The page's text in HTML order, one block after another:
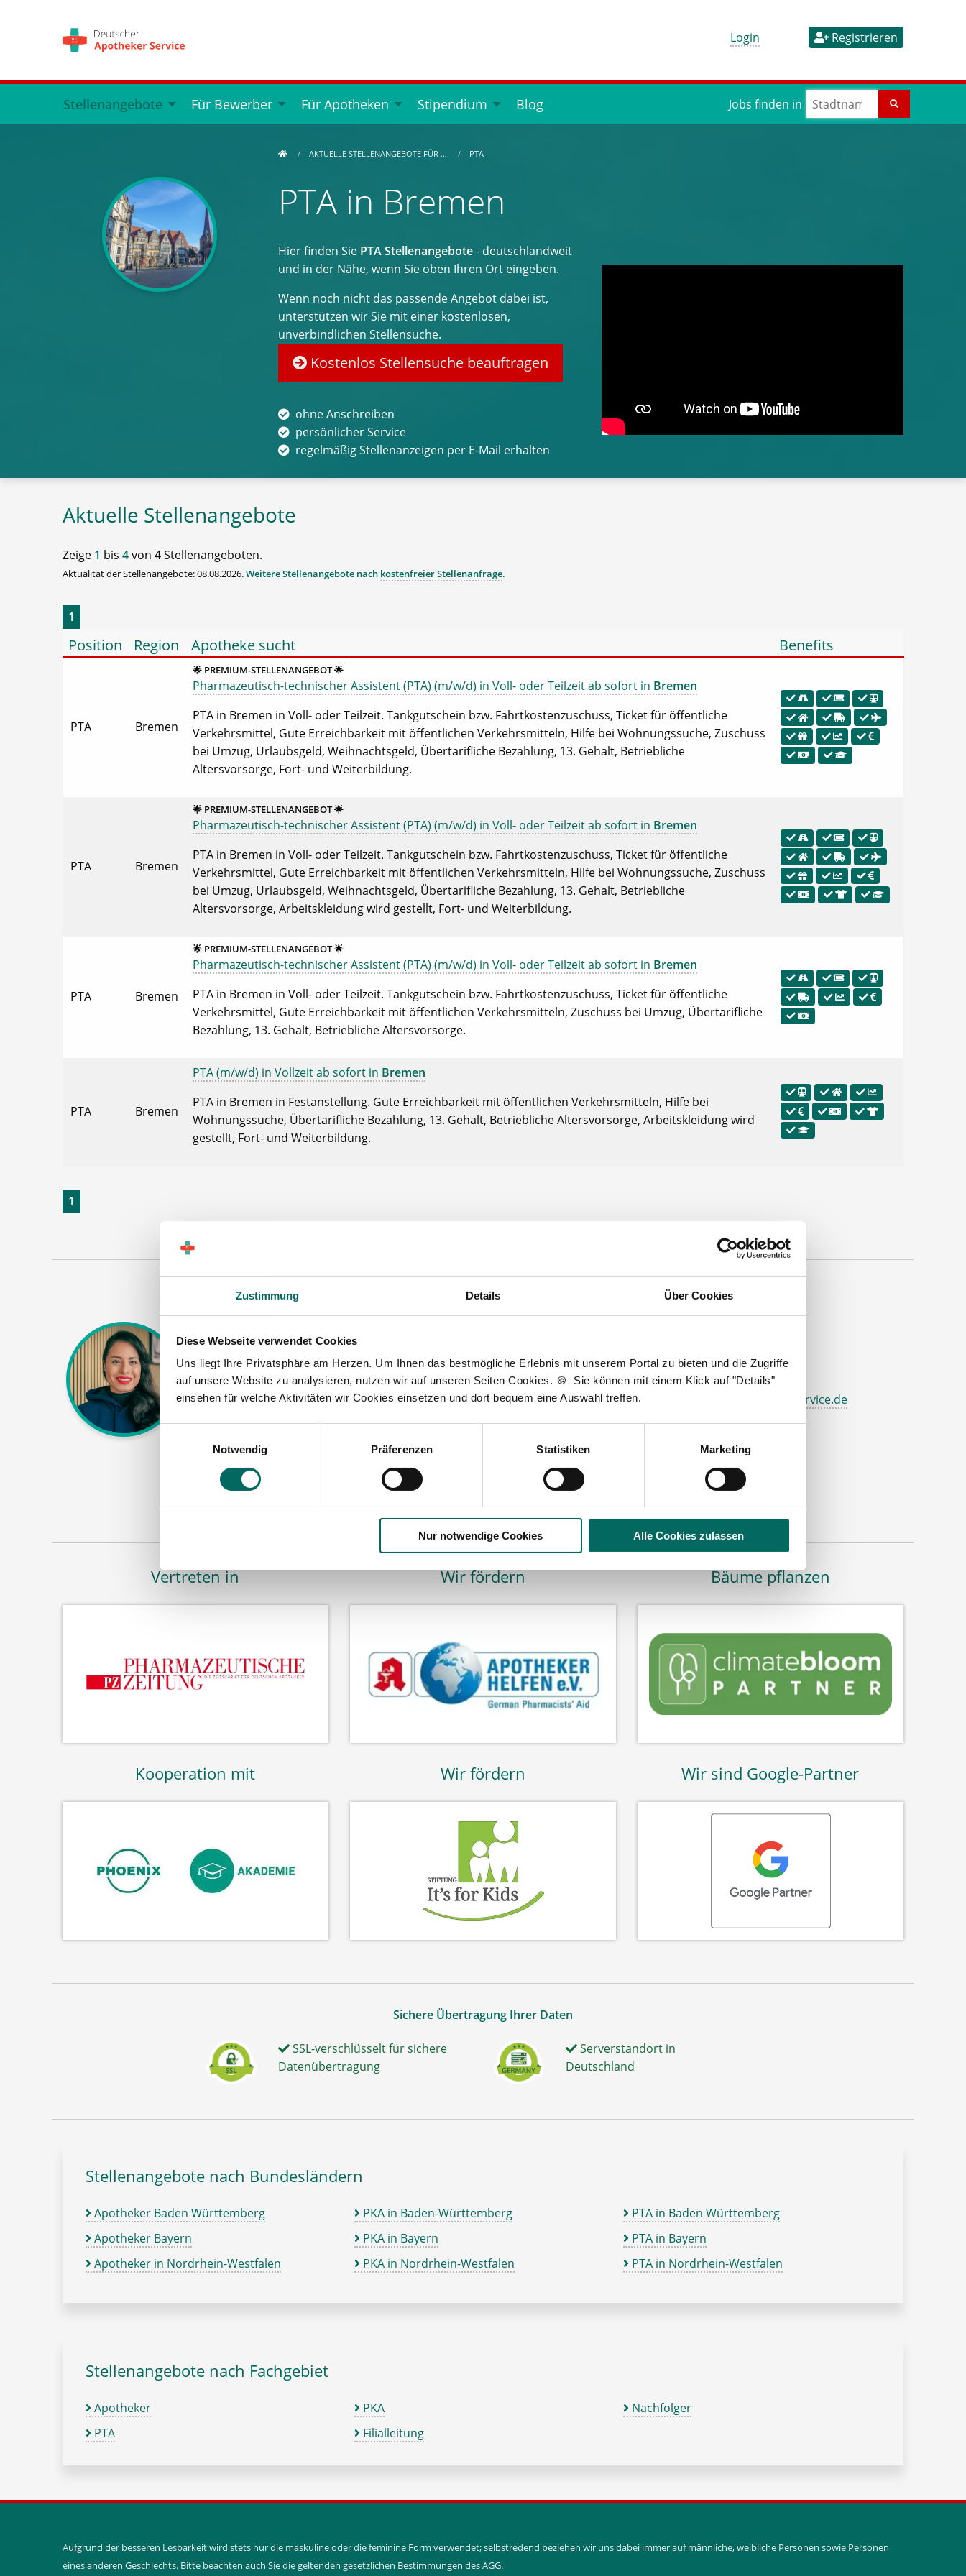
Zustimmung Details Über Cookies
Diese Webseite verwendet Cookies
Uns liegt Ihre Privatsphäre am Herzen. Um Ihnen das bestmögliche Erlebnis mit unserem Portal zu bieten und die Zugriffe
auf unsere Website zu analysieren, nutzen wir auf unseren Seiten Cookies. 🍪 Sie können mit einem Klick auf "Details"
einsehen für welche Aktivitäten wir Cookies einsetzen und dort bequem eine Auswahl treffen.
Notwendig
Präferenzen Statistiken Marketing
Nur notwendige Cookies Alle Cookies zulassen
Login Registrieren
Stellenangebote Für Bewerber Für Apotheken Stipendium Blog Jobs finden in
AKTUELLE STELLENANGEBOTE FÜR … PTA
PTA in Bremen
Hier finden Sie PTA Stellenangebote- deutschlandweit
und in der Nähe, wenn Sie oben Ihren Ort eingeben.
Wenn noch nicht das passende Angebot dabei ist,
unterstützen wir Sie mit einer kostenlosen,
unverbindlichen Stellensuche.
Kostenlos Stellensuche beauftragen
ohne Anschreiben
persönlicher Service
regelmäßig Stellenanzeigen per E-Mail erhalten
Aktuelle Stellenangebote
Zeige 1 bis 4von 4 Stellenangeboten.
Aktualität der Stellenangebote: 08.08.2026.Weitere Stellenangebote nach kostenfreier Stellenanfrage.
1
Position Region Apotheke sucht Benefits
PTA Bremen
🌟 PREMIUM-STELLENANGEBOT 🌟
Pharmazeutisch-technischer Assistent (PTA) (m/w/d) in Voll- oder Teilzeit ab sofort in Bremen
PTA in Bremen in Voll- oder Teilzeit. Tankgutschein bzw. Fahrtkostenzuschuss, Ticket für öffentliche
Verkehrsmittel, Gute Erreichbarkeit mit öffentlichen Verkehrsmitteln, Hilfe bei Wohnungssuche, Zuschuss
bei Umzug, Urlaubsgeld, Weihnachtsgeld, Übertarifliche Bezahlung, 13. Gehalt, Betriebliche
Altersvorsorge, Fort- und Weiterbildung.
PTA Bremen
🌟 PREMIUM-STELLENANGEBOT 🌟
Pharmazeutisch-technischer Assistent (PTA) (m/w/d) in Voll- oder Teilzeit ab sofort in Bremen
PTA in Bremen in Voll- oder Teilzeit. Tankgutschein bzw. Fahrtkostenzuschuss, Ticket für öffentliche
Verkehrsmittel, Gute Erreichbarkeit mit öffentlichen Verkehrsmitteln, Hilfe bei Wohnungssuche, Zuschuss
bei Umzug, Urlaubsgeld, Weihnachtsgeld, Übertarifliche Bezahlung, 13. Gehalt, Betriebliche
Altersvorsorge, Arbeitskleidung wird gestellt, Fort- und Weiterbildung.
PTA Bremen
🌟 PREMIUM-STELLENANGEBOT 🌟
Pharmazeutisch-technischer Assistent (PTA) (m/w/d) in Voll- oder Teilzeit ab sofort in Bremen
PTA in Bremen in Voll- oder Teilzeit. Tankgutschein bzw. Fahrtkostenzuschuss, Ticket für öffentliche
Verkehrsmittel, Gute Erreichbarkeit mit öffentlichen Verkehrsmitteln, Zuschuss bei Umzug, Übertarifliche
Bezahlung, 13. Gehalt, Betriebliche Altersvorsorge.
PTA Bremen
PTA (m/w/d) in Vollzeit ab sofort in Bremen
PTA in Bremen in Festanstellung. Gute Erreichbarkeit mit öffentlichen Verkehrsmitteln, Hilfe bei
Wohnungssuche, Übertarifliche Bezahlung, 13. Gehalt, Betriebliche Altersvorsorge, Arbeitskleidung wird
gestellt, Fort- und Weiterbildung.
1
Ihre persönliche Betreuerin
Ansprechpartnerin
Gerne unterstütze ich Sie bei Ihrer Suche nach einer neuen Stelle als
Stellenanzeigen oder dem Ablauf, nachdem Sie eine kostenlose
Stellenanfrage abgesendet haben? Dann kontaktieren Sie mich gerne.
Jetzt zur kostenlosen Stellenanfrage
Tel.: +49 (0) 521 / 911 730 37
Fax: +49 (0) 521 / 911 730 31
hallo@deutscher-apotheker-service.de
Adresse
Johanneswerkstr. 4
Vertreten in Wir fördern Bäume pflanzen
Kooperation mit Wir fördern Wir sind Google-Partner
Sichere Übertragung Ihrer Daten
SSL-verschlüsselt für sichere
Datenübertragung
Serverstandort in
Deutschland
Stellenangebote nach Bundesländern
Apotheker Baden Württemberg
Apotheker Bayern
Apotheker in Nordrhein-Westfalen
PKA in Baden-Württemberg
PKA in Bayern
PKA in Nordrhein-Westfalen
PTA in Baden Württemberg
PTA in Bayern
PTA in Nordrhein-Westfalen
Stellenangebote nach Fachgebiet
Apotheker
PTA
PKA
Filialleitung
Nachfolger
Aufgrund der besseren Lesbarkeit wird stets nur die maskuline oder die feminine Form verwendet; selbstredend beziehen wir uns dabei immer auf männliche, weibliche Personen sowie Personen
eines anderen Geschlechts. Bitte beachten auch Sie die geltenden gesetzlichen Bestimmungen des AGG.